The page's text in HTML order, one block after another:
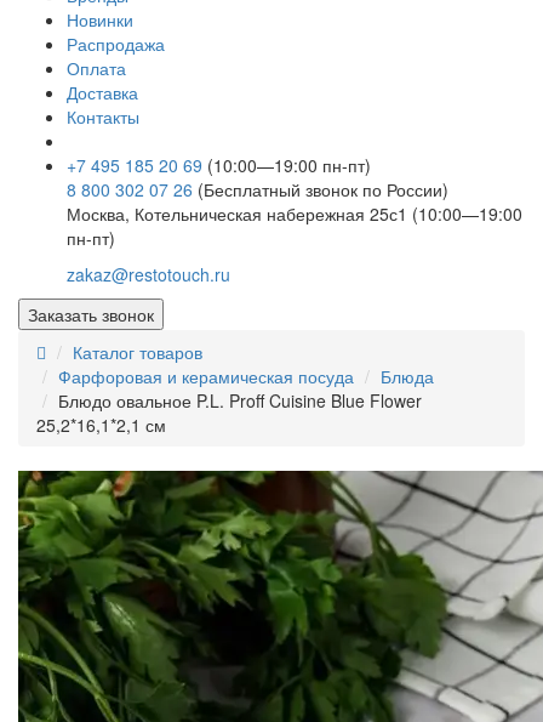
Новинки
Распродажа
Оплата
Доставка
Контакты
+7 495 185 20 69 (10:00—19:00 пн-пт)
8 800 302 07 26 (Бесплатный звонок по России)
Москва, Котельническая набережная 25с1 (10:00—19:00
пн-пт)
zakaz@restotouch.ru
Заказать звонок
Каталог товаров
Фарфоровая и керамическая посуда
Блюда
Блюдо овальное P.L. Proff Cuisine Blue Flower
25,2*16,1*2,1 см